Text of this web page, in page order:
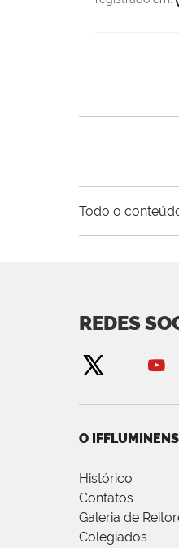
Todo o
REDES
O
Histórico
Contatos
Galeria de
Colegiados